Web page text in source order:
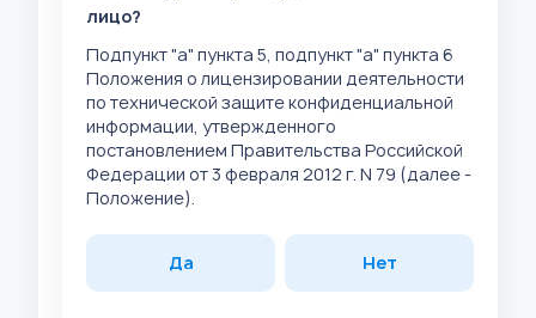
лицо?
Подпункт "а" пункта 5, подпункт "а" пункта 6
Положения о лицензировании деятельности
по технической защите конфиденциальной
информации, утвержденного
постановлением Правительства Российской
Федерации от 3 февраля 2012 г. N 79 (далее -
Положение).
Да Нет